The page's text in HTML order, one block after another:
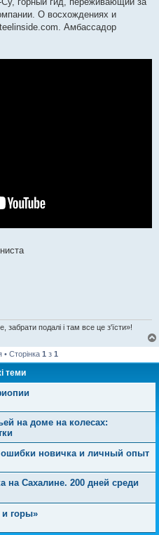
О восхождениях и
Амбассадор
подалі і там все це з'їсти»!
• Сторінка 1 з 1
теми
на доме на колесах:
ошибки новичка и личный опыт
на Сахалине. 200 дней среди
горы»